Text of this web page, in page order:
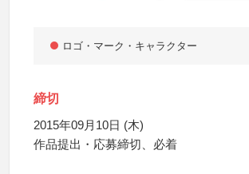
ロゴ・マーク・キャラクター
締切
2015年09月10日 (木)
作品提出・応募締切、必着